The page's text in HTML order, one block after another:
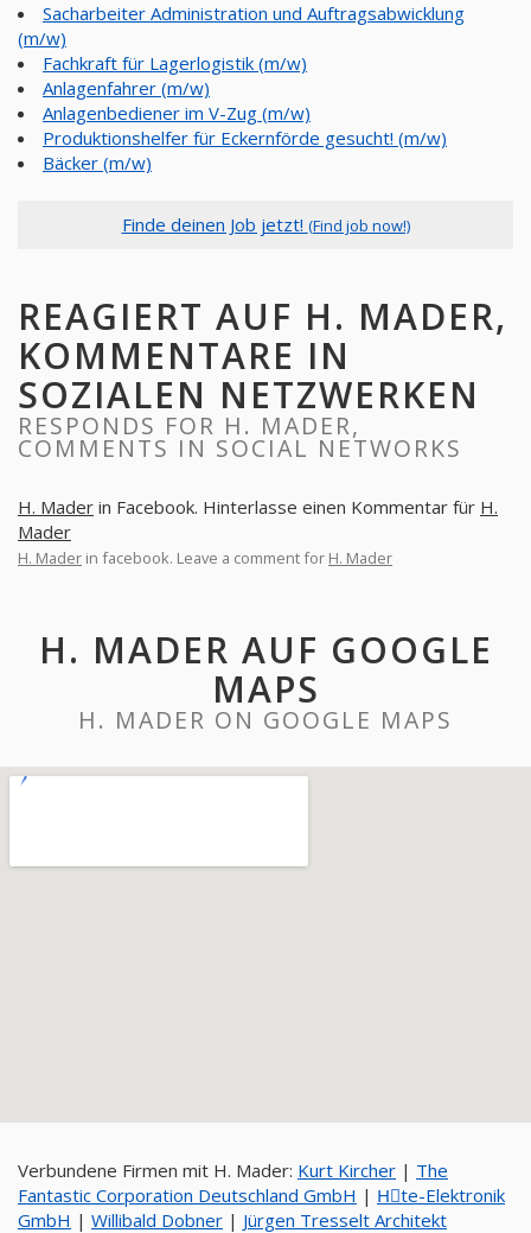
Sacharbeiter Administration und Auftragsabwicklung
(m/w)
Fachkraft für Lagerlogistik (m/w)
Anlagenfahrer (m/w)
Anlagenbediener im V-Zug (m/w)
Produktionshelfer für Eckernförde gesucht! (m/w)
Bäcker (m/w)
Finde deinen Job jetzt! (Find job now!)
REAGIERT AUF H. MADER,
KOMMENTARE IN
SOZIALEN NETZWERKEN
RESPONDS FOR H. MADER,
COMMENTS IN SOCIAL NETWORKS
H. Mader in Facebook. Hinterlasse einen Kommentar für H.
Mader
H. Mader in facebook. Leave a comment for H. Mader
H. MADER AUF GOOGLE
MAPS
H. MADER ON GOOGLE MAPS
Verbundene Firmen mit H. Mader: Kurt Kircher | The
Fantastic Corporation Deutschland GmbH | Hِte-Elektronik
GmbH | Willibald Dobner | Jürgen Tresselt Architekt